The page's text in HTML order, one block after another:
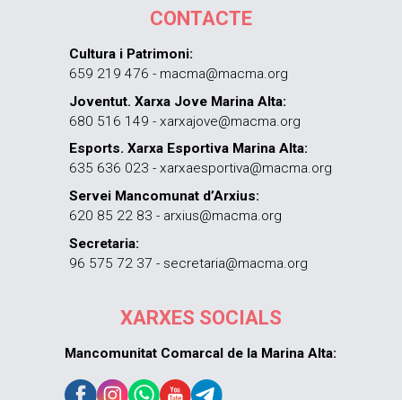
CONTACTE
Cultura i Patrimoni:
659 219 476 - macma@macma.org
Joventut. Xarxa Jove Marina Alta:
680 516 149 - xarxajove@macma.org
Esports. Xarxa Esportiva Marina Alta:
635 636 023 - xarxaesportiva@macma.org
Servei Mancomunat d’Arxius:
620 85 22 83 - arxius@macma.org
Secretaria:
96 575 72 37 - secretaria@macma.org
XARXES SOCIALS
Mancomunitat Comarcal de la Marina Alta: